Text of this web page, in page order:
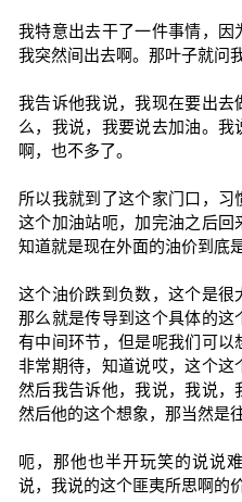
我特意出去干了一件事情，
我突然间出去啊。那叶子就问
我告诉他我说，我现在要出
么，我说，我要说去加油。
啊，也不多了。
所以我就到了这个家门口，
这个加油站呃，加完油之后
知道就是现在外面的油价到底
这个油价跌到负数，这个是很
那么就是传导到这个具体的
有中间环节，但是呢我们可
非常期待，知道说哎，这个这
然后我告诉他，我说，我说，
然后他的这个想象，那当然是
呃，那他也半开玩笑的说说
说，我说的这个匪夷所思啊的